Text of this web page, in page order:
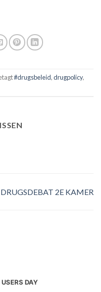
#drugsbeleid,drugpolicy,
DRUGSDEBAT 2E KAMER
DAY